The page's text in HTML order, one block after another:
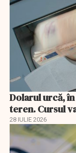
Dolarul urcă,
teren. Cursul
28 IULIE 2026